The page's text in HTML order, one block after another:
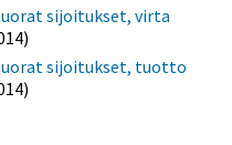
sijoitukset, virta
sijoitukset, tuotto